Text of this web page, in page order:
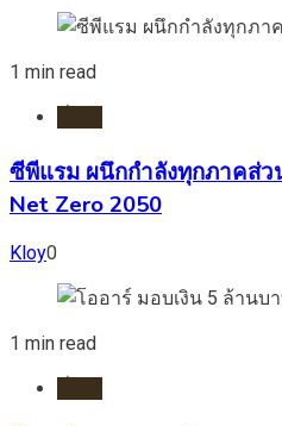
1 min read
ซีพีแรม ผนึกกำลังทุกภาคส่ว
Net Zero 2050
Kloy0
1 min read